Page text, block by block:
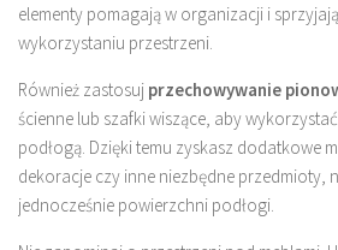
elementy pomagają w organizacji i
wykorzystaniu przestrzeni.
Również zastosuj przechowywanie
ścienne lub szafki wiszące, aby
podłogą. Dzięki temu zyskasz dodatkowe
dekoracje czy inne niezbędne przedmioty,
jednocześnie powierzchni podłogi.